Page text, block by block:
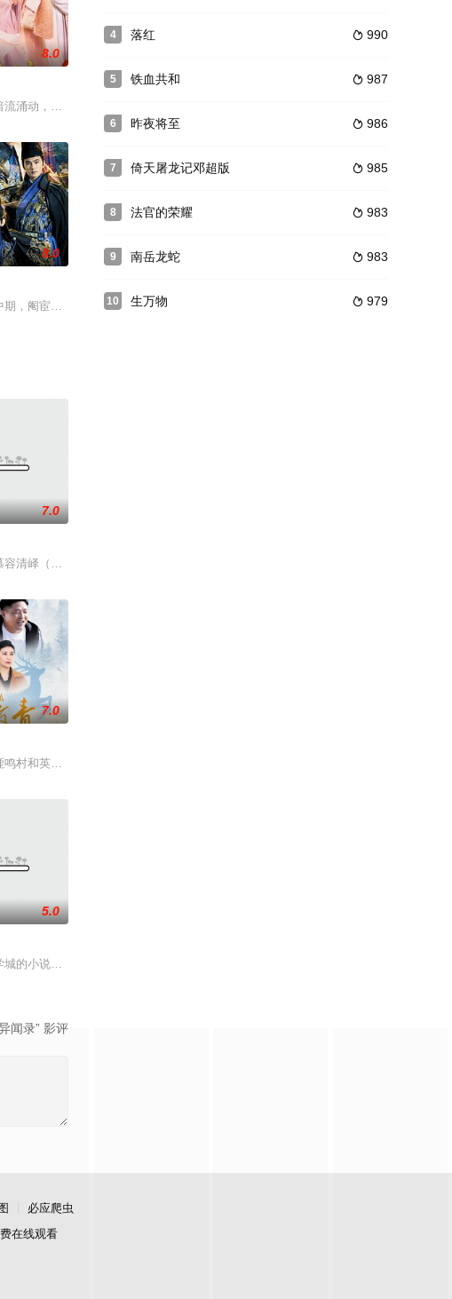
艰辛，可对宋丹丹饰演的老妈从来是报喜不报
矫健，是难得的练武 奇才。为保护母亲，君宝砍伤了恶霸楚天 九，这一砍砍出
8.0
涌动，一系列以女子为目标的离奇案件接连发生。年轻女讼师方沉月（张楚寒饰）来
两 外之中，不仅成为了寡妇，还成为了被警方
为家人的原因对爱情产生了渴望，爱丽丝躲到好朋友花家后因为观念问题产生分歧
8.0
，阉宦权倾朝野，特务四布，野心勃勃的王爷蠢蠢欲动，图谋不轨，更有四大凶徒为
，苏琳苦
意义上的喜欢。”那个夜晚，他脸颊微热，
，郭子剑因不满演习流于形式，假传指令要求真打实抗，虽引发哗然，却获赏识
7.0
容清峄（张凌赫 饰）因被抱错而受尽养父虐待，少年出逃时被任素素（王楚然 饰）所
元，却渴望寻求强国之路。他毅然弃政从商，
业挑战与境外竞争，通过创新实践实现本土设计理念突破的故事。
7.0
鸣村和英国牛津，麦香通过视频向米良宣告：婚不结了。鹿鸣村开了锅，村民大骂麦香
旋在各怀
与九门诸人共赴冒险奇局。一桩401部
进士科三元及第入翰林院的奇女子。十年前的她被他从死人堆里救出来，蓬头垢面
5.0
的小说《平阳公主》。
闻录” 影评
4  990
落红
5  987
铁血共和
6  986
昨夜将至
7  985
倚天屠龙记邓超版
8  983
法官的荣耀
9  983
南岳龙蛇
10  979
生万物
必应爬虫
在线观看